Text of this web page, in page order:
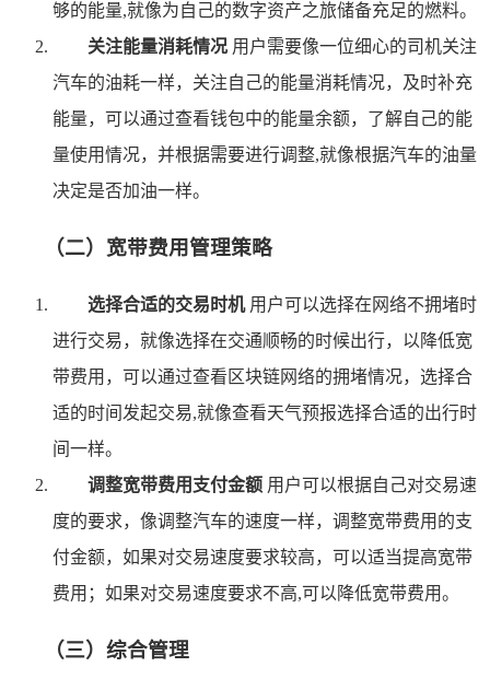
够的能量,就像为自己的数字资产之旅储备充足的燃料。
关注能量消耗情况 用户需要像一位细心的司机关注
汽车的油耗一样，关注自己的能量消耗情况，及时补充
能量，可以通过查看钱包中的能量余额，了解自己的能
量使用情况，并根据需要进行调整,就像根据汽车的油量
决定是否加油一样。
（二）宽带费用管理策略
选择合适的交易时机用户可以选择在网络不拥堵时
进行交易，就像选择在交通顺畅的时候出行，以降低宽
带费用，可以通过查看区块链网络的拥堵情况，选择合
适的时间发起交易,就像查看天气预报选择合适的出行时
间一样。
调整宽带费用支付金额 用户可以根据自己对交易速
度的要求，像调整汽车的速度一样，调整宽带费用的支
付金额，如果对交易速度要求较高，可以适当提高宽带
费用；如果对交易速度要求不高,可以降低宽带费用。
（三）综合管理